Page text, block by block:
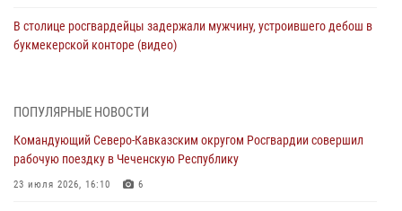
В столице росгвардейцы задержали мужчину, устроившего дебош в
букмекерской конторе (видео)
В Удмуртии при силовой поддержке спецназа Росгвардии
оздоровительных услуг (видео)
05 августа 2026, 13:20
ПОПУЛЯРНЫЕ НОВОСТИ
Командующий Северо-Кавказским округом Росгвардии совершил
рабочую поездку в Чеченскую Республику
23 июля 2026, 16:10 6